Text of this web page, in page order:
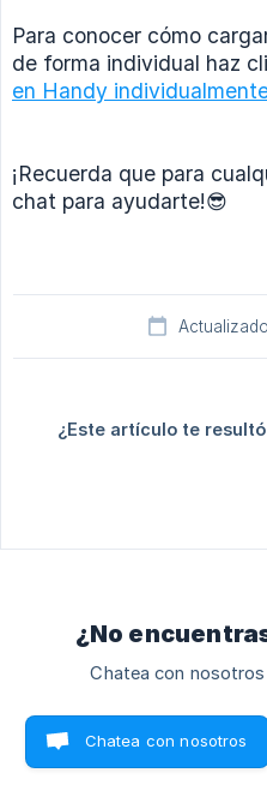
Para conocer cómo
de forma individual haz
en Handy
¡Recuerda que para
chat para ayudarte!😎
¿Este artículo te
¿No
Chatea con
Chatea con nosotros